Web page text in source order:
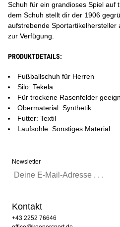
Schuh für ein grandioses Spiel auf
dem Schuh stellt dir der 1906
aufstrebende Sportartikelhersteller
zur Verfügung.
PRODUKTDETAILS:
Fußballschuh für Herren
Silo: Tekela
Für trockene Rasenfelder
Obermaterial: Synthetik
Futter: Textil
Laufsohle: Sonstiges Material
Newsletter
Kontakt
+43 2252 76646